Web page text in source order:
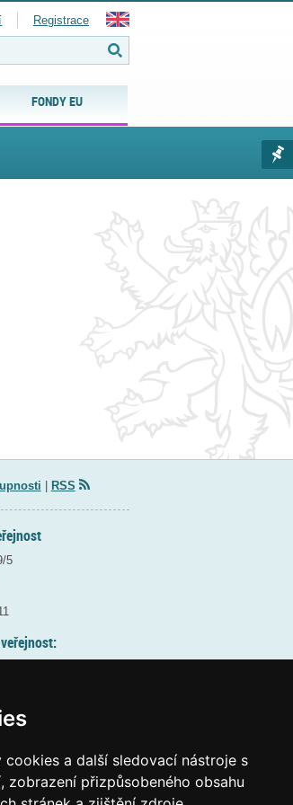
a další sledovací nástroje s
přizpůsobeného obsahu
FONDY EU
Registrace
RSS
5